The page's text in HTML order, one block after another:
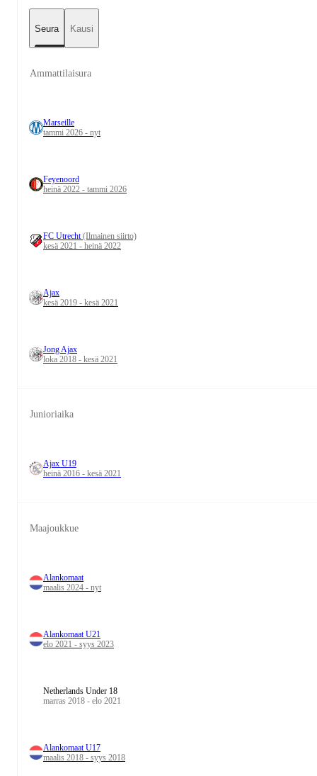
Seura Kausi
Ammattilaisura
Marseille
tammi 2026 - nyt
Feyenoord
heinä 2022 - tammi 2026
FC Utrecht(Ilmainen siirto)
kesä 2021 - heinä 2022
Ajax
kesä 2019 - kesä 2021
Jong Ajax
loka 2018 - kesä 2021
Junioriaika
Ajax U19
heinä 2016 - kesä 2021
Maajoukkue
Alankomaat
maalis 2024 - nyt
Alankomaat U21
elo 2021 - syys 2023
Netherlands Under 18
marras 2018 - elo 2021
Alankomaat U17
maalis 2018 - syys 2018